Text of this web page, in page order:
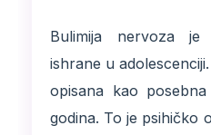
Bulimija nervoza je
ishrane u
opisana kao
godina. To je psihičko